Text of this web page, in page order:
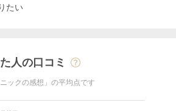
たい
人の口コミ
ックの感想」の平均点です